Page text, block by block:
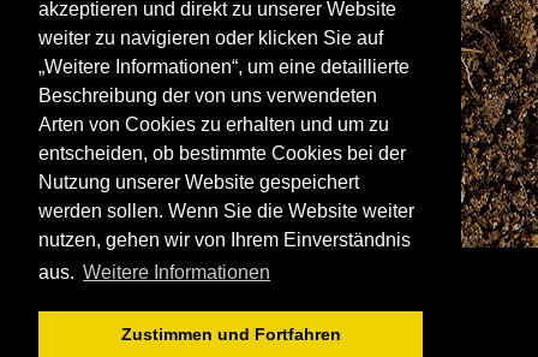
akzeptieren und direkt zu unserer Website
weiter zu navigieren oder klicken Sie auf
„Weitere Informationen“, um eine detaillierte
Beschreibung der von uns verwendeten
Arten von Cookies zu erhalten und um zu
entscheiden, ob bestimmte Cookies bei der
Nutzung unserer Website gespeichert
werden sollen. Wenn Sie die Website weiter
nutzen, gehen wir von Ihrem Einverständnis
aus. Weitere Informationen
Zustimmen und Fortfahren
ANSCHRIFT
Spitalstraße 15
D-97421 Schweinfurt
Tel +49-9721 60555-60
Fax +49-9721 60555-99
E-Mail: info@wolf-moebel.de